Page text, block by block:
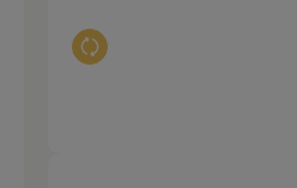
Auswahl ändern